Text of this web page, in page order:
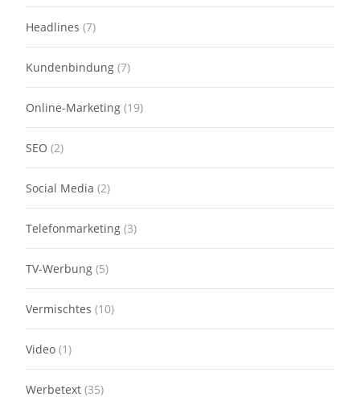
Headlines (7)
Kundenbindung (7)
Online-Marketing (19)
SEO (2)
Social Media (2)
Telefonmarketing (3)
TV-Werbung (5)
Vermischtes (10)
Video (1)
Werbetext (35)